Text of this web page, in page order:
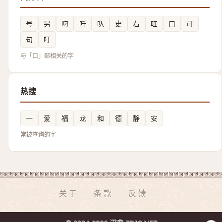
号 另 叼 吀 叺 史 右 叿 口
可
句
叮
与「口」部相关的字
热搜
一 爱 福 龙 和 德 静 安
常被查询的字
关于 条款 反馈